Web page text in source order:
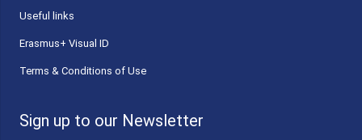
Useful links
Erasmus+ Visual ID
Terms & Conditions of Use
Sign up to our Newsletter